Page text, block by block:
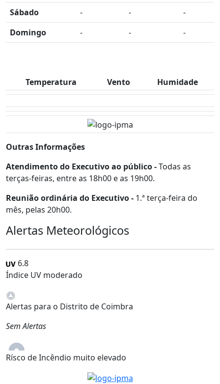
Sábado - -
-
Domingo
- - -
Temperatura Vento Humidade
Outras Informações
Atendimento do Executivo ao público -Todas as
terças-feiras, entre as 18h00 e as 19h00.
Reunião ordinária do Executivo - 1.ª terça-feira do
mês, pelas 20h00.
Alertas Meteorológicos
6.8
Índice UV moderado
Alertas para o Distrito de Coimbra
Sem Alertas
Rísco de Incêndio muito elevado